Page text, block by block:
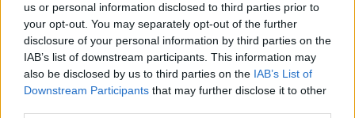
us or personal information disclosed to third parties prior to
your opt-out. You may separately opt-out of the further
disclosure of your personal information by third parties on the
IAB’s list of downstream participants. This information may
also be disclosed by us to third parties on the IAB’s List of
Downstream Participants that may further disclose it to other
ΕΛΛΑΔΑ